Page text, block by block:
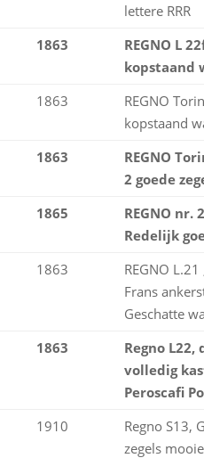
lettere RRR
1863
REGNO L
kopstaand
1863
REGNO
kopstaand
1863
REGNO
2 goede
1865
REGNO nr.
Redelijk
1863
REGNO
Frans
Geschatte
1863
Regno L22,
volledig
Peroscafi
1910
Regno S13,
zegels